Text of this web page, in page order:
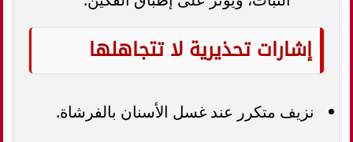
إشارات تحذيرية لا تتجاهلها
نزيف متكرر عند غسل الأسنان بالفرشاة.